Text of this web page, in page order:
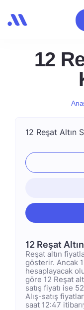
12
12 Reşat Altın
12 Reşat
Reşat altın
gösterir. Ancak
hesaplayacak
göre 12 Reşat
satış fiyatı ise
Alış-satış
saat 12:47